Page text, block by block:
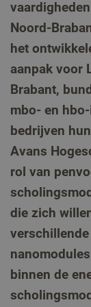
Noord-
het
aanpak voor
Brabant,
mbo- en
bedrijven
Avans
rol van
die zich
binnen de